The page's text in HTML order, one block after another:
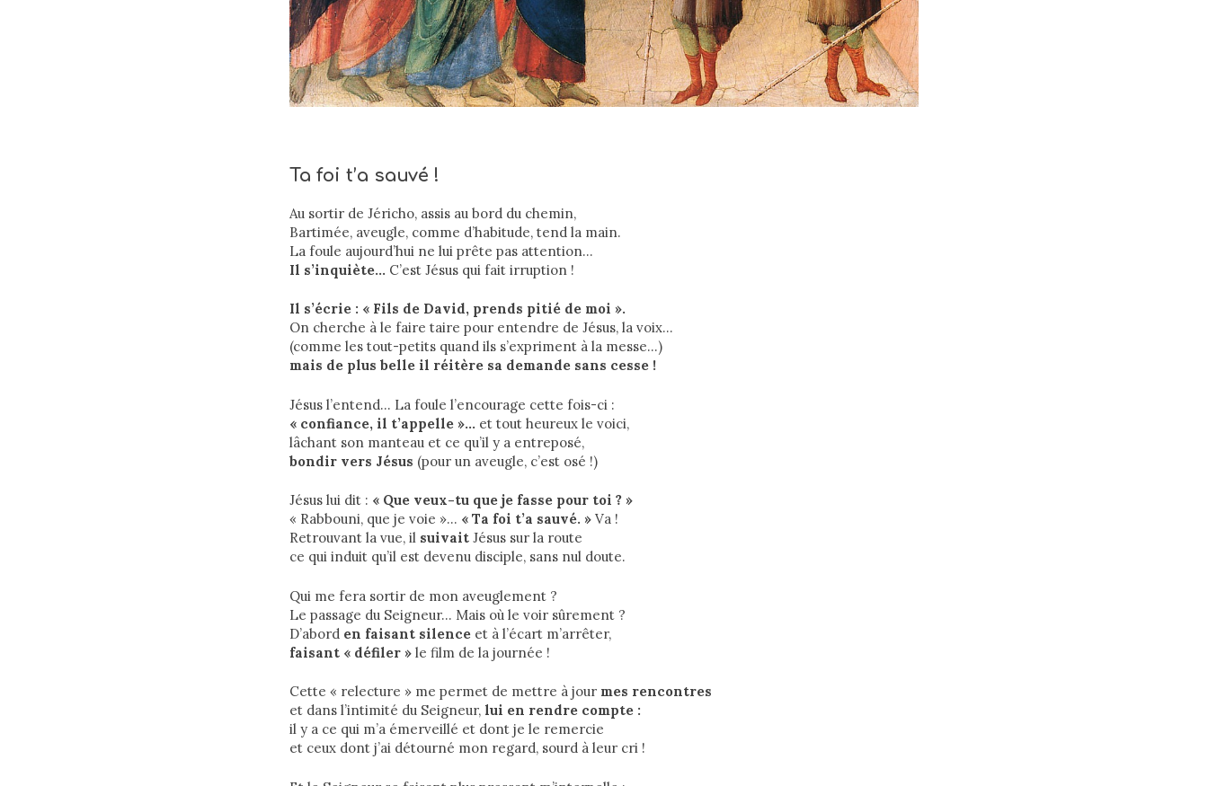
Ta foi t’a sauvé !
Au sortir de Jéricho, assis au bord du chemin,
Bartimée, aveugle, comme d’habitude, tend la main.
La foule aujourd’hui ne lui prête pas attention…
Il s’inquiète… C’est Jésus qui fait irruption !
Il s’écrie : « Fils de David, prends pitié de moi ».
On cherche à le faire taire pour entendre de Jésus, la voix…
(comme les tout-petits quand ils s’expriment à la messe…)
mais de plus belle il réitère sa demande sans cesse !
Jésus l’entend… La foule l’encourage cette fois-ci :
« confiance, il t’appelle »… et tout heureux le voici,
lâchant son manteau et ce qu’il y a entreposé,
bondir vers Jésus (pour un aveugle, c’est osé !)
Jésus lui dit : « Que veux-tu que je fasse pour toi ? »
« Rabbouni, que je voie »… « Ta foi t’a sauvé. » Va !
Retrouvant la vue, il suivait Jésus sur la route
ce qui induit qu’il est devenu disciple, sans nul doute.
Qui me fera sortir de mon aveuglement ?
Le passage du Seigneur… Mais où le voir sûrement ?
D’abord en faisant silence et à l’écart m’arrêter,
faisant « défiler » le film de la journée !
Cette « relecture » me permet de mettre à jour mes rencontres
et dans l’intimité du Seigneur, lui en rendre compte :
il y a ce qui m’a émerveillé et dont je le remercie
et ceux dont j’ai détourné mon regard, sourd à leur cri !